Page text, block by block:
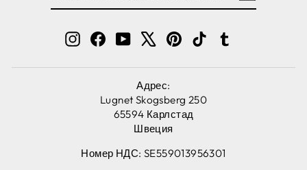
АДРЕС
InstagramFacebook
YouTube Pinterest
TikTok
Адрес:
Lugnet Skogsberg 250
65594 Карлстад
Швеция
Номер НДС: SE559013956301